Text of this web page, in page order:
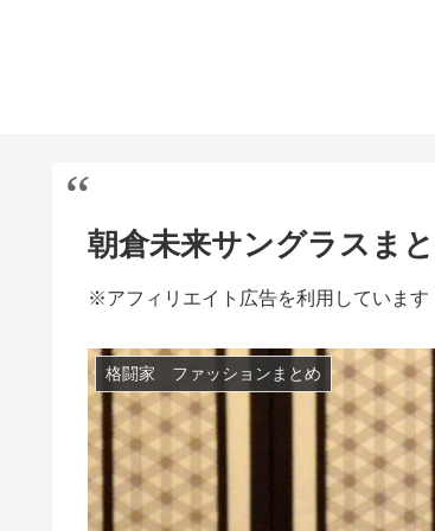
朝倉未来サングラスま
※アフィリエイト広告を利用しています
格闘家 ファッションまとめ